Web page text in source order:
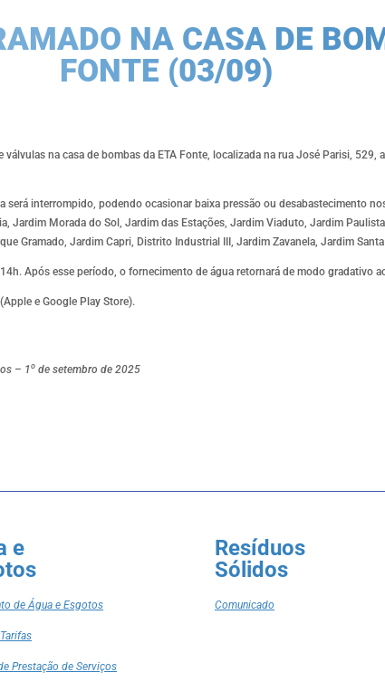
NA CASA DE
FONTE (03/09)
válvulas na casa de bombas da ETA Fonte, localizada na rua José Parisi, 529,
será interrompido, podendo ocasionar baixa pressão ou desabastecimento
Jardim Morada do Sol, Jardim das Estações, Jardim Viaduto, Jardim
Gramado, Jardim Capri, Distrito Industrial III, Jardim Zavanela, Jardim
Após esse período, o fornecimento de água retornará de modo gradativo
e Google Play Store).
– 1 ode setembro de 2025
e
de Água e Esgotos
Prestação de Serviços
Resíduos
Sólidos
Comunicado